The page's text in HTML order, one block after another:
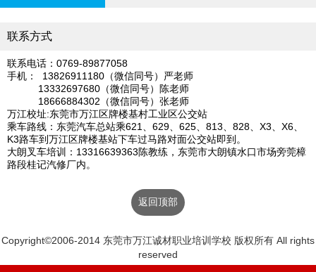
联系方式
联系电话：0769-89877058
手机： 13826911180（微信同号）严老师
13332697680（微信同号）陈老师
18666884302（微信同号）张老师
万江校址:东莞市万江区牌楼基村工业区公交站
乘车路线：东莞汽车总站乘621、629、625、813、828、X3、X6、
K3路车到万江区牌楼基站下车过马路对面公交站即到。
大朗叉车培训：13316639363陈教练，东莞市大朗镇水口市场旁莞樟
路段桂记汽修厂内。
返回顶部
Copyright©2006-2014 东莞市万江诚材职业培训学校 版权所有 All rights
reserved